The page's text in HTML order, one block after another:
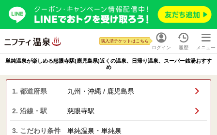
ログイン
購入済チケットはこちら
履歴 メニュー
単純温泉が楽しめる慈眼寺駅(鹿児島県)近くの温泉、日帰り温泉、スーパー銭湯おすす
め
1. 都道府県 九州・沖縄 / 鹿児島県
2. 沿線・駅 慈眼寺駅
3. こだわり条件 単純温泉・単純泉